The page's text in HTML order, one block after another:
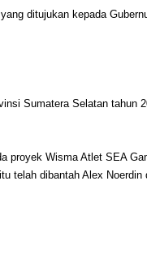
ditujukan kepada
Sumatera Selatan tahun
Wisma Atlet SEA
telah dibantah Alex Noerdin